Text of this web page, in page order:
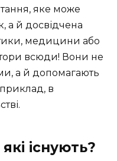
яке може
а й досвідчена
медицини або
всюди! Вони не
а й допомагають
в
існують?